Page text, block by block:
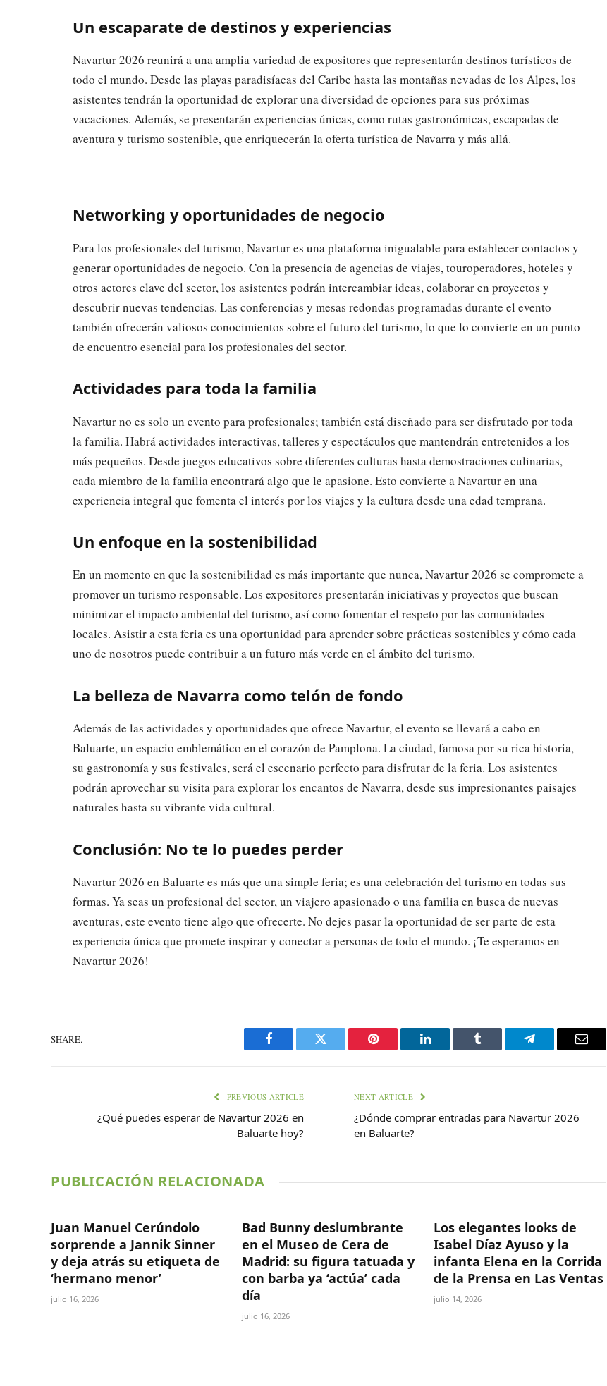
Un escaparate de destinos y experiencias
Navartur 2026 reunirá a una amplia variedad de expositores que representarán destinos turísticos de
todo el mundo. Desde las playas paradisíacas del Caribe hasta las montañas nevadas de los Alpes, los
asistentes tendrán la oportunidad de explorar una diversidad de opciones para sus próximas
vacaciones. Además, se presentarán experiencias únicas, como rutas gastronómicas, escapadas de
aventura y turismo sostenible, que enriquecerán la oferta turística de Navarra y más allá.
Networking y oportunidades de negocio
Para los profesionales del turismo, Navartur es una plataforma inigualable para establecer contactos y
generar oportunidades de negocio. Con la presencia de agencias de viajes, touroperadores, hoteles y
otros actores clave del sector, los asistentes podrán intercambiar ideas, colaborar en proyectos y
descubrir nuevas tendencias. Las conferencias y mesas redondas programadas durante el evento
también ofrecerán valiosos conocimientos sobre el futuro del turismo, lo que lo convierte en un punto
de encuentro esencial para los profesionales del sector.
Actividades para toda la familia
Navartur no es solo un evento para profesionales; también está diseñado para ser disfrutado por toda
la familia. Habrá actividades interactivas, talleres y espectáculos que mantendrán entretenidos a los
más pequeños. Desde juegos educativos sobre diferentes culturas hasta demostraciones culinarias,
cada miembro de la familia encontrará algo que le apasione. Esto convierte a Navartur en una
experiencia integral que fomenta el interés por los viajes y la cultura desde una edad temprana.
Un enfoque en la sostenibilidad
En un momento en que la sostenibilidad es más importante que nunca, Navartur 2026 se compromete a
promover un turismo responsable. Los expositores presentarán iniciativas y proyectos que buscan
minimizar el impacto ambiental del turismo, así como fomentar el respeto por las comunidades
locales. Asistir a esta feria es una oportunidad para aprender sobre prácticas sostenibles y cómo cada
uno de nosotros puede contribuir a un futuro más verde en el ámbito del turismo.
La belleza de Navarra como telón de fondo
Además de las actividades y oportunidades que ofrece Navartur, el evento se llevará a cabo en
Baluarte, un espacio emblemático en el corazón de Pamplona. La ciudad, famosa por su rica historia,
su gastronomía y sus festivales, será el escenario perfecto para disfrutar de la feria. Los asistentes
podrán aprovechar su visita para explorar los encantos de Navarra, desde sus impresionantes paisajes
naturales hasta su vibrante vida cultural.
Conclusión: No te lo puedes perder
Navartur 2026 en Baluarte es más que una simple feria; es una celebración del turismo en todas sus
formas. Ya seas un profesional del sector, un viajero apasionado o una familia en busca de nuevas
aventuras, este evento tiene algo que ofrecerte. No dejes pasar la oportunidad de ser parte de esta
experiencia única que promete inspirar y conectar a personas de todo el mundo. ¡Te esperamos en
Navartur 2026!
SHARE.
Facebook Twitter Pinterest LinkedIn Tumblr Telegram Email
PREVIOUS ARTICLE
¿Qué puedes esperar de Navartur 2026 en
Baluarte hoy?
NEXT ARTICLE
¿Dónde comprar entradas para Navartur 2026
en Baluarte?
PUBLICACIÓN RELACIONADA
Juan Manuel Cerúndolo
sorprende a Jannik Sinner
y deja atrás su etiqueta de
‘hermano menor’
julio 16, 2026
Bad Bunny deslumbrante
en el Museo de Cera de
Madrid: su figura tatuada y
con barba ya ‘actúa’ cada
día
julio 16, 2026
Los elegantes looks de
Isabel Díaz Ayuso y la
infanta Elena en la Corrida
de la Prensa en Las Ventas
julio 14, 2026